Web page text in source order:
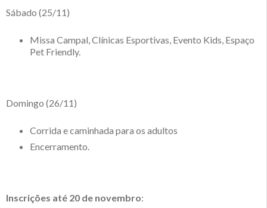
Sábado (25/11)
Missa Campal, Clínicas Esportivas, Evento Kids, Espaço
Pet Friendly.
Domingo (26/11)
Corrida e caminhada para os adultos
Encerramento.
Inscrições até 20 de novembro: